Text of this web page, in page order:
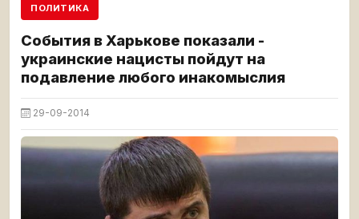
ПОЛИТИКА
События в Харькове показали -
украинские нацисты пойдут на
подавление любого инакомыслия
29-09-2014